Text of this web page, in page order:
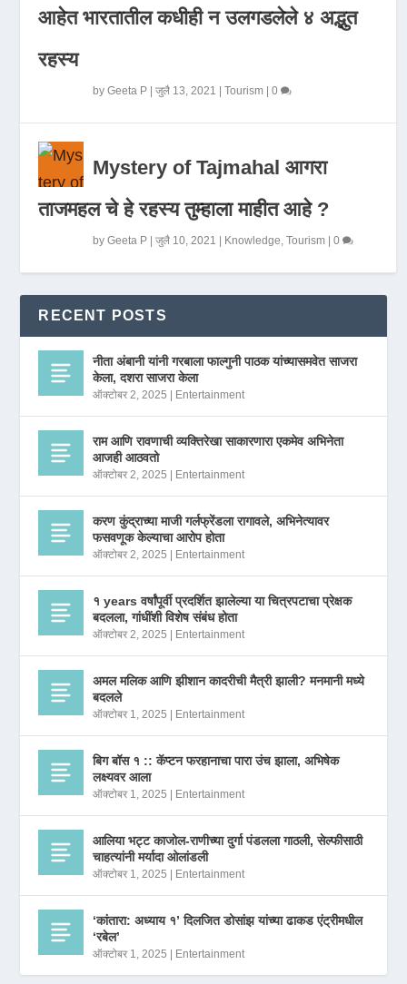
आहेत भारतातील कधीही न उलगडलेले ४ अद्भुत
रहस्य
byGeeta P |जुलै 13, 2021 |Tourism |0
Mystery of Tajmahal आगरा
ताजमहल चे हे रहस्य तुम्हाला माहीत आहे ?
byGeeta P |जुलै 10, 2021 Knowledge,Tourism |0
RECENT POSTS
नीता अंबानी यांनी गरबाला फाल्गुनी पाठक यांच्यासमवेत साजरा
केला, दशरा साजरा केला
ऑक्टोबर 2, 2025 Entertainment
राम आणि रावणाची व्यक्तिरेखा साकारणारा एकमेव अभिनेता
आजही आठवतो
ऑक्टोबर 2, 2025 Entertainment
करण कुंद्राच्या माजी गर्लफ्रेंडला रागावले, अभिनेत्यावर
फसवणूक केल्याचा आरोप होता
ऑक्टोबर 2, 2025 Entertainment
१ years वर्षांपूर्वी प्रदर्शित झालेल्या या चित्रपटाचा प्रेक्षक
बदलला, गांधींशी विशेष संबंध होता
ऑक्टोबर 2, 2025 Entertainment
अमल मलिक आणि झीशान कादरीची मैत्री झाली? मनमानी मध्ये
बदलले
ऑक्टोबर 1, 2025 Entertainment
बिग बॉस १ :: कॅप्टन फरहानाचा पारा उंच झाला, अभिषेक
लक्ष्यवर आला
ऑक्टोबर 1, 2025 Entertainment
आलिया भट्ट काजोल-राणीच्या दुर्गा पंडलला गाठली, सेल्फीसाठी
चाहत्यांनी मर्यादा ओलांडली
ऑक्टोबर 1, 2025 Entertainment
‘कांतारा: अध्याय १’ दिलजित डोसांझ यांच्या ढाकड एंट्रीमधील
‘रबेल’
ऑक्टोबर 1, 2025 Entertainment